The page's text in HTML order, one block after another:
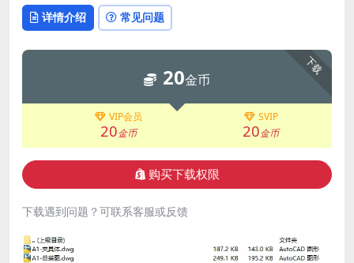
详情介绍 常见问题
下载
20金币
VIP会员
20金币
SVIP
20金币
购买下载权限
下载遇到问题？可联系客服或反馈